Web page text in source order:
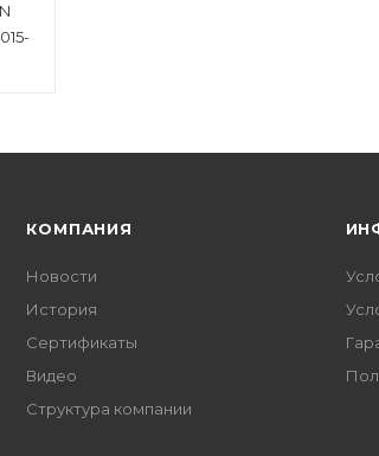
КОМПАНИЯ
Новости
История
Сертификаты
Видео
Структура компании